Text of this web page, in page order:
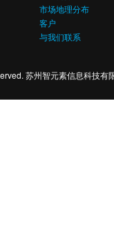
市场地理分布
客户
与我们联系
苏州智元素信息科技有